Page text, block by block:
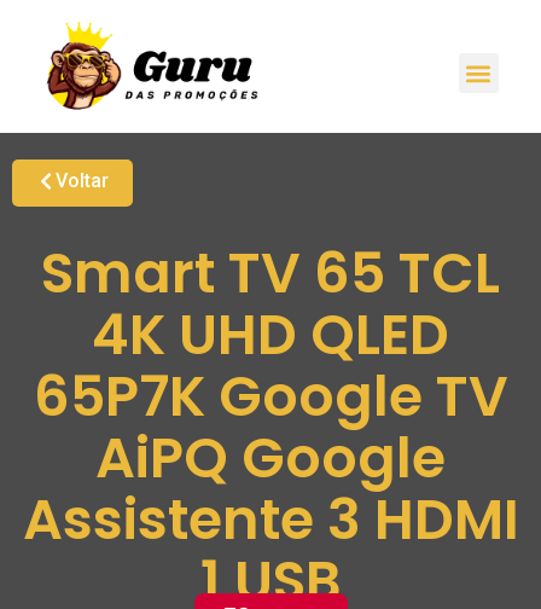
Voltar
Smart TV 65 TCL
4K UHD QLED
65P7K Google TV
AiPQ Google
Assistente 3 HDMI
1 USB